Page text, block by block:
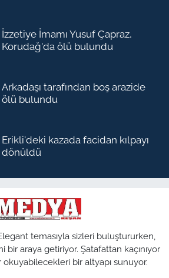
İzzetiye İmamı Yusuf Çapraz,
Korudağ'da ölü bulundu
Arkadaşı tarafından boş arazide
ölü bulundu
Erikli'deki kazada facidan kılpayı
dönüldü
temasıyla sizleri buluştururken,
bir araya getiriyor. Şatafattan kaçınıyor
bir altyapı sunuyor.